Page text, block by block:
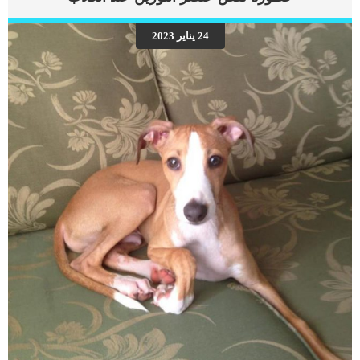
النهاية. اهم علامات وفاة الكلاب بسبب قصور القلب الاحتقانى كما ذكرنا ستكون هذه
العلامات عبارة عن مراحل متدرجة الى المرحلة الاخيرة وهى الوفاة. _المرحلة الاولى,
تظهر ان الكلب معرض لخطر الإصابة بسرطان القلب ، ولكن ليس لديه أعراض ولا
تغييرات في القلب. _المرحلة الثانية,يعاني الكلب […]
24 يناير 2023